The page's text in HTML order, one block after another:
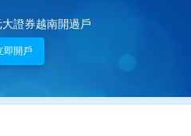
證券越南開過戶
即開戶